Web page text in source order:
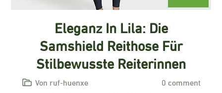
Eleganz In Lila: Die
Samshield Reithose Für
Stilbewusste Reiterinnen
Von ruf-huenxe
0 comment